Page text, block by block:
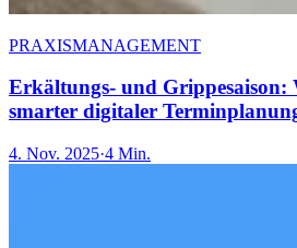
PRAXISMANAGEMENT
Erkältungs- und Grippesaison:
smarter digitaler
4. Nov. 2025·4 Min.